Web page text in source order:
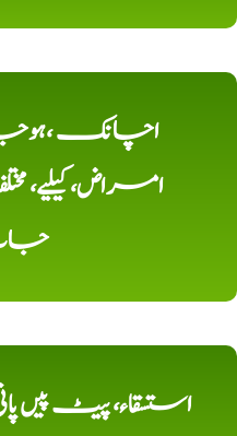
اچانک
امراض، کیلیے،
استسقاء، پیٹ پیں